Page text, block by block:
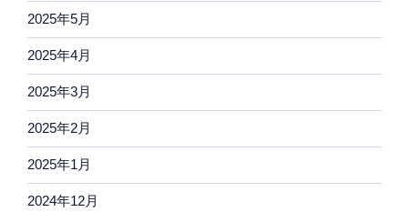
2025年5月
2025年4月
2025年3月
2025年2月
2025年1月
2024年12月